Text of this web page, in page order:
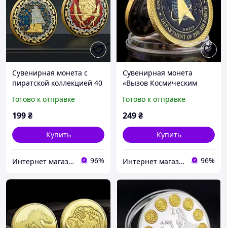
Сувенирная монета с
пиратской коллекцией 40
Готово к отправке
199₴
Купить
Интернет магазин GSM-V 96%
Сувенирная монета
«Вызов Космическим
Готово к отправке
249₴
Купить
Интернет магазин GSM-V 96%